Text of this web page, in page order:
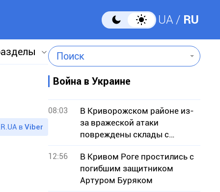
UA RU
Поиск
в Viber
Война в Украине
08:03
В Криворожском районе из-
за вражеской атаки
повреждены склады с
зерном
12:56
В Кривом Роге простились с
погибшим защитником
Артуром Буряком